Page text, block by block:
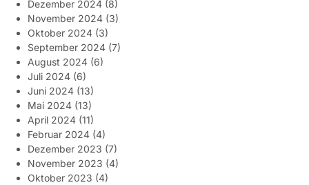
Dezember 2024 (8)
November 2024 (3)
Oktober 2024 (3)
September 2024 (7)
August 2024 (6)
Juli 2024 (6)
Juni 2024 (13)
Mai 2024 (13)
April 2024 (11)
Februar 2024 (4)
Dezember 2023 (7)
November 2023 (4)
Oktober 2023 (4)